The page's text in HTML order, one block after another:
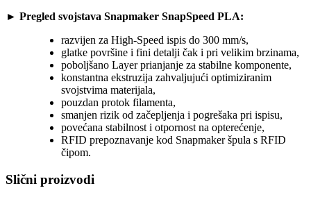
► Pregled svojstava Snapmaker SnapSpeed PLA:
razvijen za High-Speed ispis do 300 mm/s,
glatke površine i fini detalji čak i pri velikim brzinama,
poboljšano Layer prianjanje za stabilne komponente,
konstantna ekstruzija zahvaljujući optimiziranim
svojstvima materijala,
pouzdan protok filamenta,
smanjen rizik od začepljenja i pogrešaka pri ispisu,
povećana stabilnost i otpornost na opterećenje,
RFID prepoznavanje kod Snapmaker špula s RFID
čipom.
Slični proizvodi